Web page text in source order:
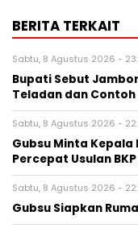
BERITA TERKAIT
Sabtu, 8 Agustus 2026 -
Bupati Sebut
Teladan dan Contoh
Sabtu, 8 Agustus 2026 -
Gubsu Minta
Percepat Usulan
Sabtu, 8 Agustus 2026 -
Gubsu Siapkan